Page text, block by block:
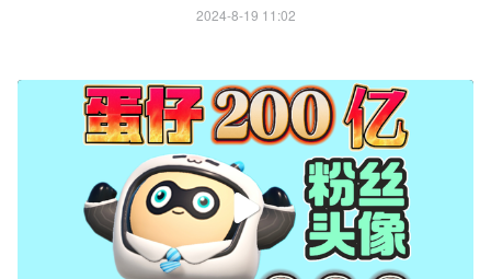
2024-8-19 11:02